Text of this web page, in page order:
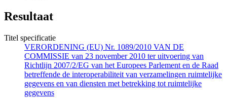
Resultaat
Titel specificatie
VERORDENING (EU) Nr. 1089/2010 VAN DE
COMMISSIE van 23 november 2010 ter uitvoering van
Richtlijn 2007/2/EG van het Europees Parlement en de Raad
betreffende de interoperabiliteit van verzamelingen ruimtelijke
gegevens en van diensten met betrekking tot ruimtelijke
gegevens